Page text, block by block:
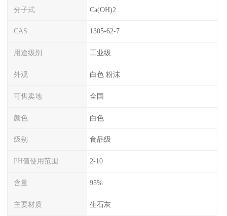
分子式 Ca(OH)2
CAS 1305-62-7
用途级别 工业级
外观 白色 粉沫
可售卖地 全国
颜色 白色
级别 食品级
PH值使用范围 2-10
含量 95%
主要材质 生石灰